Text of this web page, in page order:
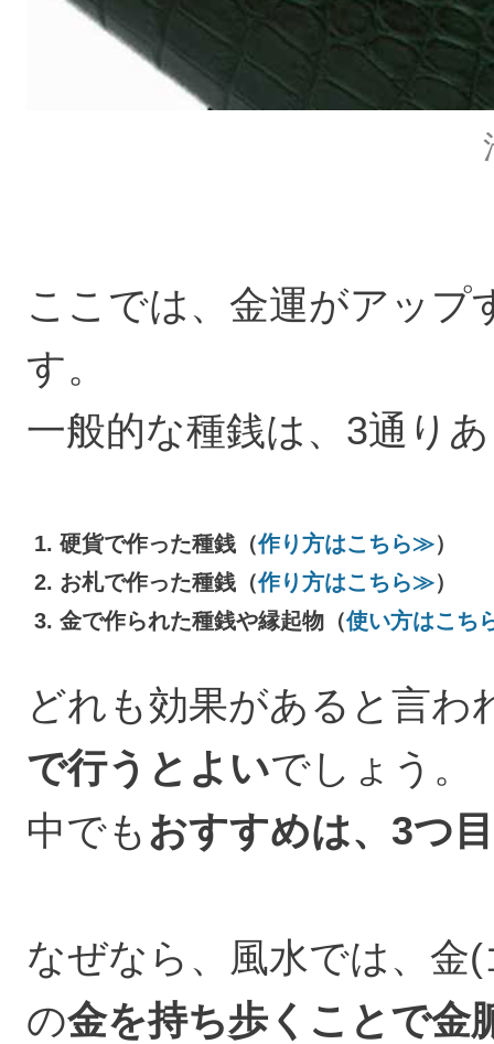
ここでは、金運がアップ
す。
一般的な種銭は、3通り
硬貨で作った種銭（作り方はこちら≫）
お札で作った種銭（作り方はこちら≫）
金で作られた種銭や縁起物（使い方はこち
どれも効果があると言わ
で行うとよいでしょう。
中でもおすすめは、3つ
なぜなら、風水では、金
の金を持ち歩くことで金